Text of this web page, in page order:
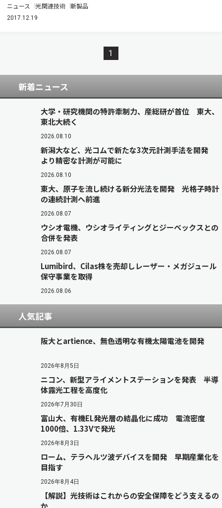
ニュース 光関連技術 新製品
2017.12.19
1
新着ニュース
大学・研究機関の特許牽制力、産総研が首位 東大、
東北大続く
2026.08.10
新潟大など、光コムで新たな3次元計測手法を開発
より精密な計測が可能に
2026.08.10
東大、原子を流し続ける新分光法を開発 光格子時計
の連続計測へ前進
2026.08.07
ウシオ電機、ウシオライティングとジーベックスとの
合併を発表
2026.08.07
Lumibird、Cilas株を売却しレーザー・メガジュール
保守事業を取得
2026.08.06
人気記事
阪大とartience、無色透明な有機太陽電池を開発
2026年8月5日
ニコン、新型アライメントステーションを発表 半導
体露光工程を高度化
2026年7月30日
富山大、有機EL発光層の結晶化に成功 電流密度
1000倍、1.33Vで発光
2026年8月3日
ローム、テラヘルツ波デバイスを開発 早期産業化を
目指す
2026年8月4日
【解説】光技術はこれからの安全保障をどう支えるの
か